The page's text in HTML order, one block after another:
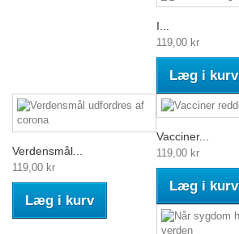
I...
119,00 kr
Læg i kurv
Verdensmål...
119,00 kr
Læg i kurv
Vacciner...
119,00 kr
Læg i kurv